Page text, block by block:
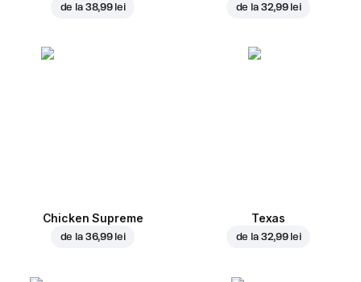
de la 38,99 lei de la 32,99 lei
Chicken Supreme
de la 36,99 lei
Texas
de la 32,99 lei